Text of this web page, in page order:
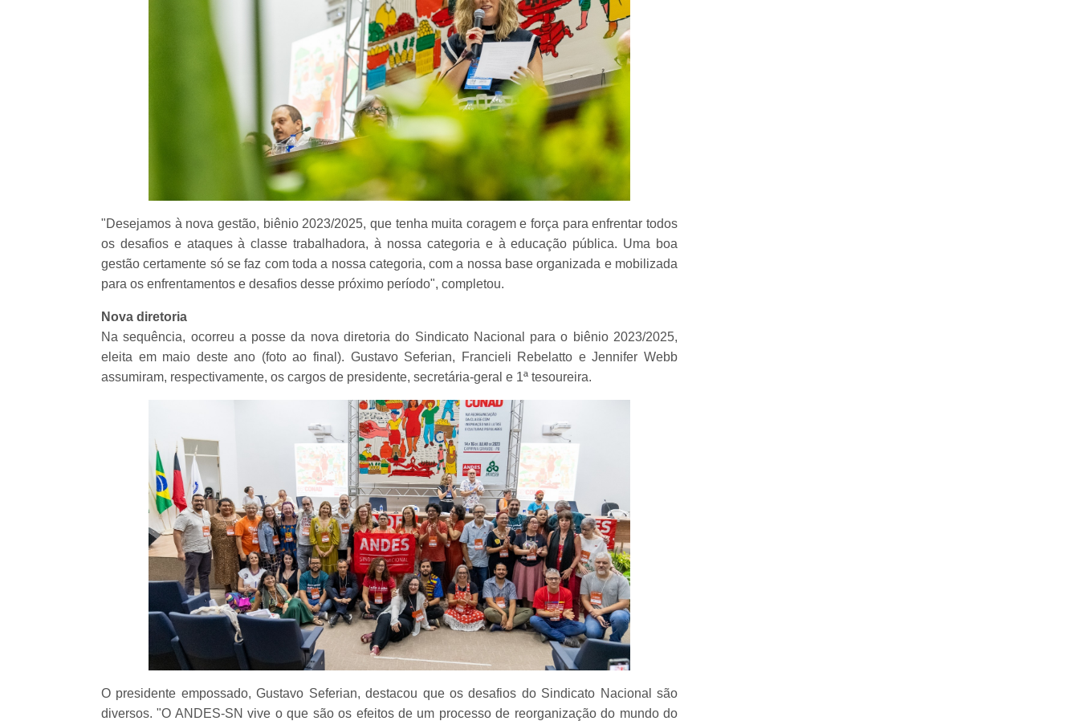
"Desejamos à nova gestão, biênio 2023/2025, que tenha muita coragem e força para enfrentar todos
os desafios e ataques à classe trabalhadora, à nossa categoria e à educação pública. Uma boa
gestão certamente só se faz com toda a nossa categoria, com a nossa base organizada e mobilizada
para os enfrentamentos e desafios desse próximo período", completou.
Nova diretoria
Na sequência, ocorreu a posse da nova diretoria do Sindicato Nacional para o biênio 2023/2025,
eleita em maio deste ano (foto ao final). Gustavo Seferian, Francieli Rebelatto e Jennifer Webb
assumiram, respectivamente, os cargos de presidente, secretária-geral e 1ª tesoureira.
O presidente empossado, Gustavo Seferian, destacou que os desafios do Sindicato Nacional são
diversos. "O ANDES-SN vive o que são os efeitos de um processo de reorganização do mundo do